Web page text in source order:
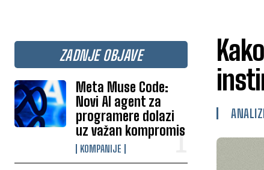
ZADNJE OBJAVE
Meta Muse Code:
Novi AI agent za
programere dolazi
uz važan kompromis
KOMPANIJE